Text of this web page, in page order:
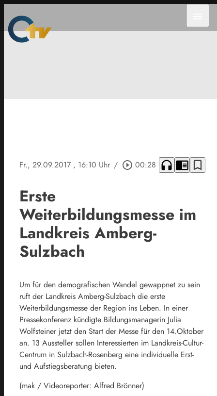
Fr., 29.09.2017 , 16:10 Uhr / play_circle_outline 00:28 headphones chrome_reader_mode bookmark_border
Erste
Weiterbildungsmesse im
Landkreis Amberg-
Sulzbach
Um für den demografischen Wandel gewappnet zu sein
ruft der Landkreis Amberg-Sulzbach die erste
Weiterbildungsmesse der Region ins Leben. In einer
Pressekonferenz kündigte Bildungsmanagerin Julia
Wolfsteiner jetzt den Start der Messe für den 14.Oktober
an. 13 Aussteller sollen Interessierten im Landkreis-Cultur-
Centrum in Sulzbach-Rosenberg eine individuelle Erst-
und Aufstiegsberatung bieten.
(mak / Videoreporter: Alfred Brönner)